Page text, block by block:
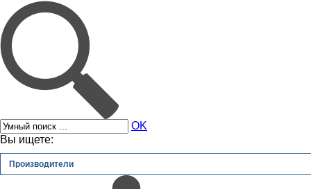
OK
Вы ищете:
Производители